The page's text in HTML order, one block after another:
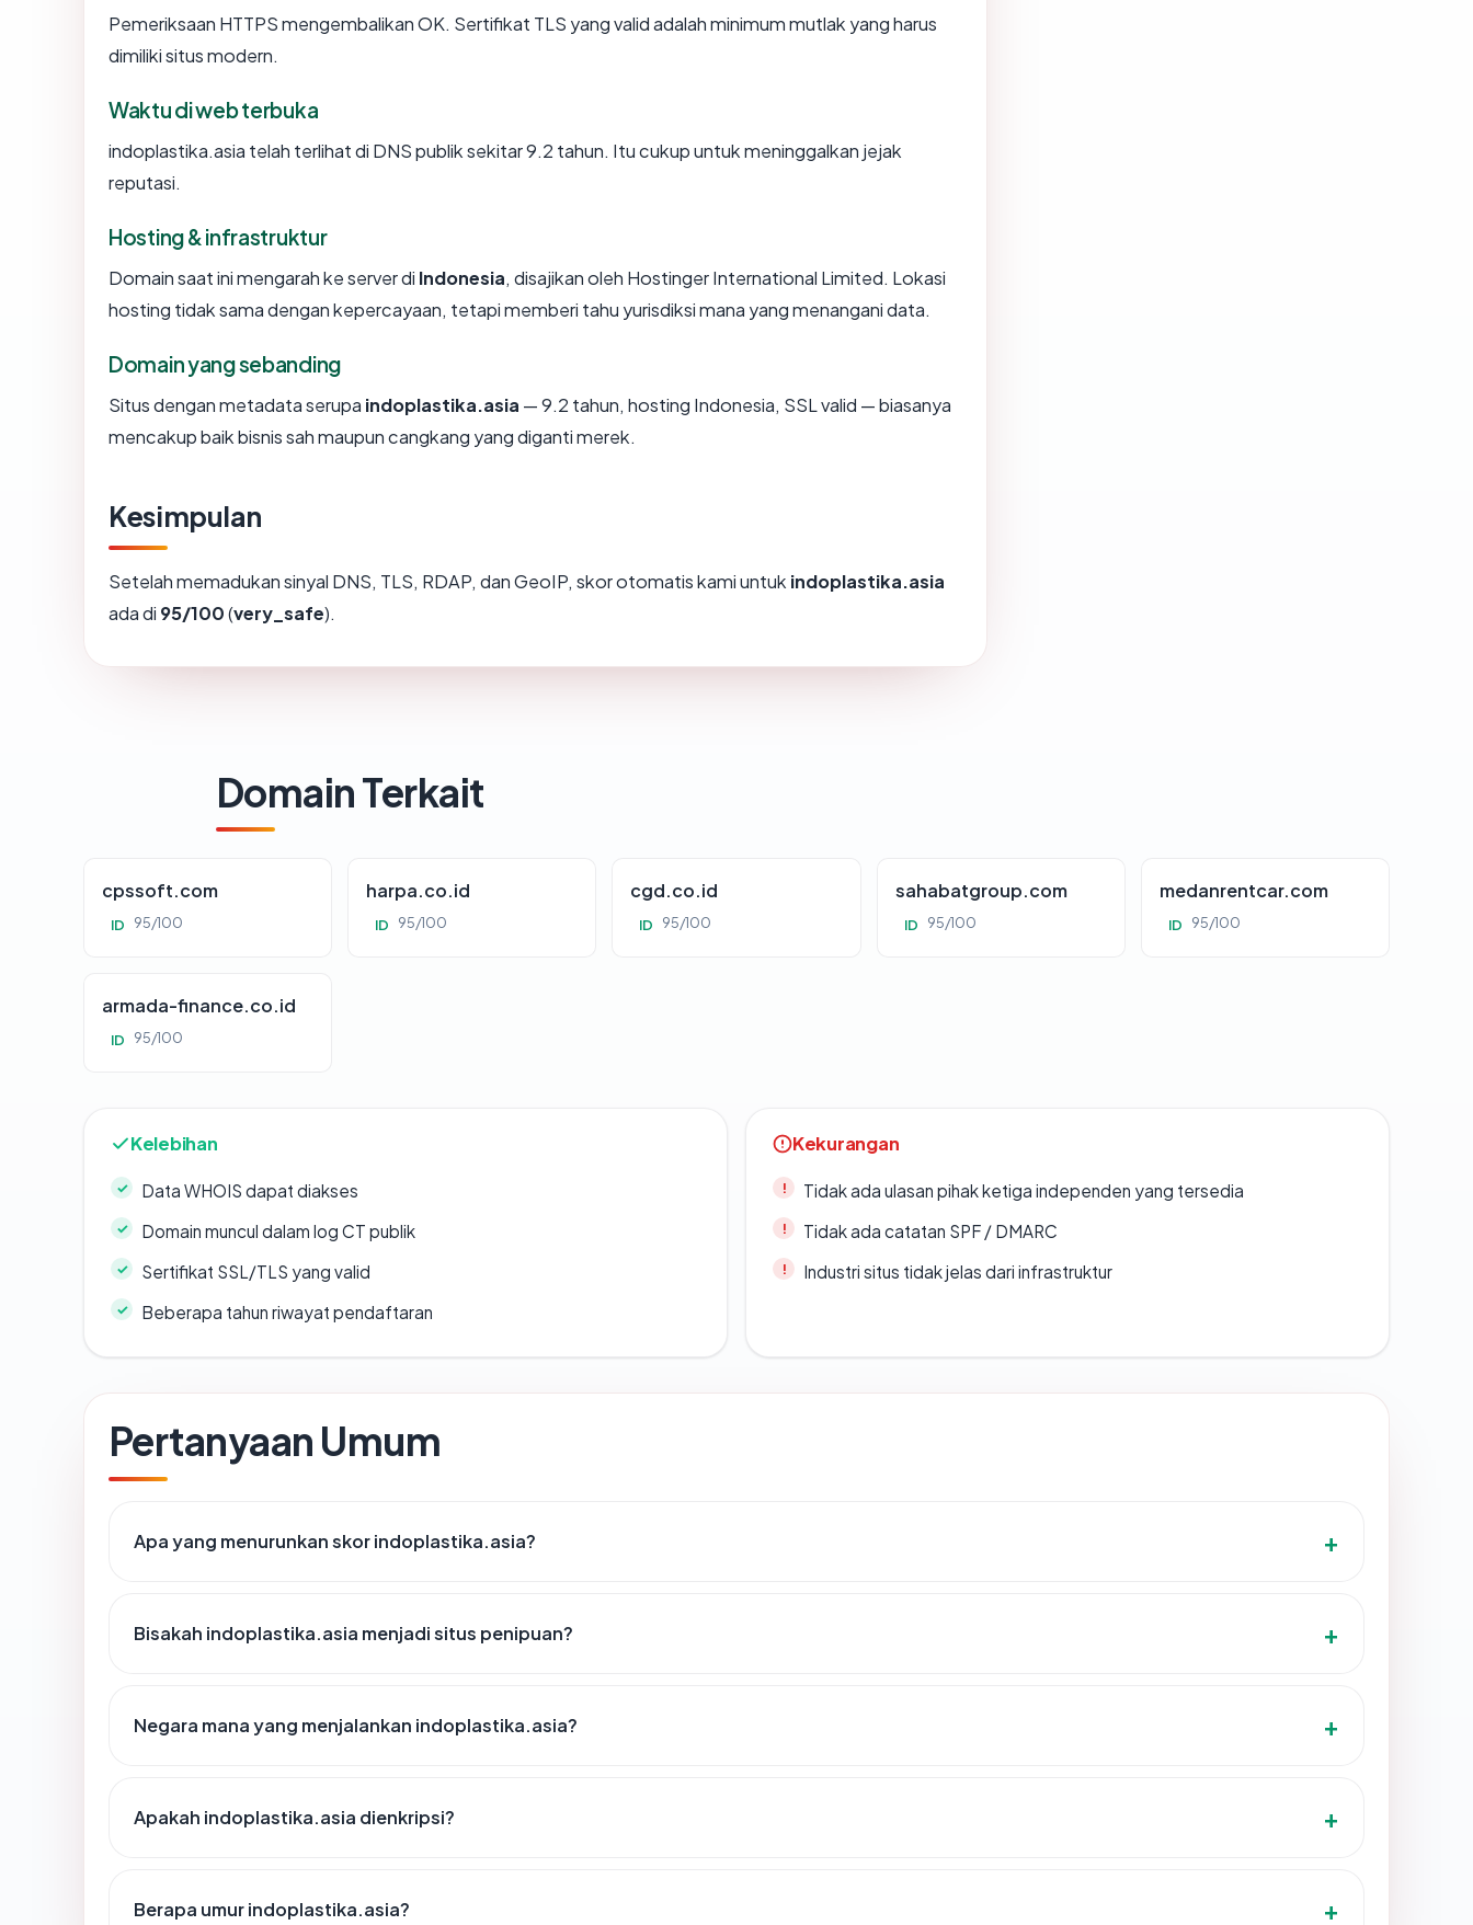
Pemeriksaan HTTPS mengembalikan OK. Sertifikat TLS yang valid adalah minimum mutlak yang harus
dimiliki situs modern.
Waktu di web terbuka
indoplastika.asia telah terlihat di DNS publik sekitar 9.2 tahun. Itu cukup untuk meninggalkan jejak
reputasi.
Hosting & infrastruktur
Domain saat ini mengarah ke server di Indonesia, disajikan oleh Hostinger International Limited. Lokasi
hosting tidak sama dengan kepercayaan, tetapi memberi tahu yurisdiksi mana yang menangani data.
Domain yang sebanding
Situs dengan metadata serupa indoplastika.asia — 9.2 tahun, hosting Indonesia, SSL valid — biasanya
mencakup baik bisnis sah maupun cangkang yang diganti merek.
Kesimpulan
Setelah memadukan sinyal DNS, TLS, RDAP, dan GeoIP, skor otomatis kami untuk indoplastika.asia
ada di 95/100(very_safe).
Domain Terkait
cpssoft.com
ID 95/100
harpa.co.id
ID 95/100
cgd.co.id
ID 95/100
sahabatgroup.com
ID 95/100
medanrentcar.com
ID 95/100
armada-finance.co.id
ID 95/100
Kelebihan
Data WHOIS dapat diakses
Domain muncul dalam log CT publik
Sertifikat SSL/TLS yang valid
Beberapa tahun riwayat pendaftaran
Kekurangan
Tidak ada ulasan pihak ketiga independen yang tersedia
Tidak ada catatan SPF / DMARC
Industri situs tidak jelas dari infrastruktur
Pertanyaan Umum
Apa yang menurunkan skor indoplastika.asia?
Bisakah indoplastika.asia menjadi situs penipuan?
Negara mana yang menjalankan indoplastika.asia?
Apakah indoplastika.asia dienkripsi?
Berapa umur indoplastika.asia?